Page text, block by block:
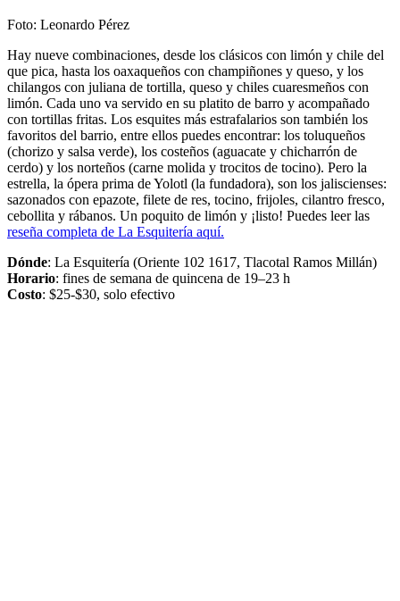
Foto: Leonardo Pérez
Hay nueve combinaciones, desde los clásicos con limón y chile del
que pica, hasta los oaxaqueños con champiñones y queso, y los
chilangos con juliana de tortilla, queso y chiles cuaresmeños con
limón. Cada uno va servido en su platito de barro y acompañado
con tortillas fritas. Los esquites más estrafalarios son también los
favoritos del barrio, entre ellos puedes encontrar: los toluqueños
(chorizo y salsa verde), los costeños (aguacate y chicharrón de
cerdo) y los norteños (carne molida y trocitos de tocino). Pero la
estrella, la ópera prima de Yolotl (la fundadora), son los jaliscienses:
sazonados con epazote, filete de res, tocino, frijoles, cilantro fresco,
cebollita y rábanos. Un poquito de limón y ¡listo! Puedes leer las
reseña completa de La Esquitería aquí.
Dónde: La Esquitería (Oriente 102 1617, Tlacotal Ramos Millán)
Horario: fines de semana de quincena de 19–23 h
Costo: $25-$30, solo efectivo